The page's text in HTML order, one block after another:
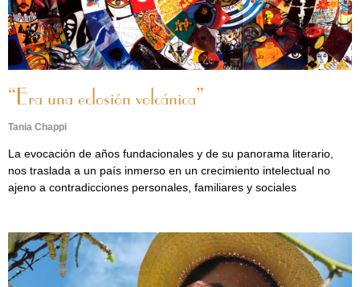
“Era una eclosión volcánica”
Tania Chappi
La evocación de años fundacionales y de su panorama literario,
nos traslada a un país inmerso en un crecimiento intelectual no
ajeno a contradicciones personales, familiares y sociales